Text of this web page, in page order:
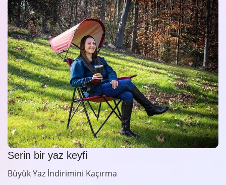
Serin bir yaz keyfi
Büyük Yaz İndirimini Kaçırma